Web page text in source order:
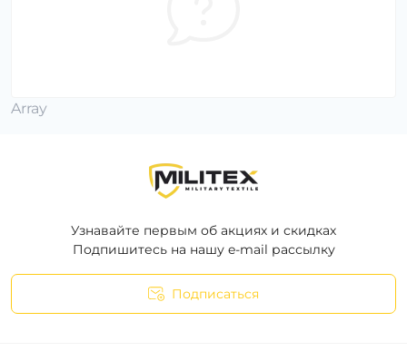
Array
Узнавайте первым об акциях и скидках
Подпишитесь на нашу e-mail рассылку
Подписаться